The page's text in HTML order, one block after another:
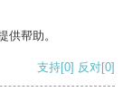
供帮助。
支持[0] 反对[0]